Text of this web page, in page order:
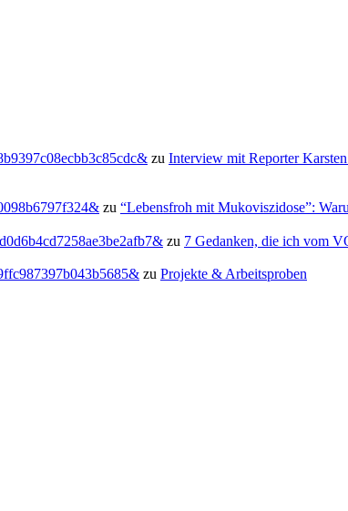
zu Interview mit Reporter
zu “Lebensfroh mit Mukoviszidose”:
zu 7 Gedanken, die ich vom
zu Projekte & Arbeitsproben